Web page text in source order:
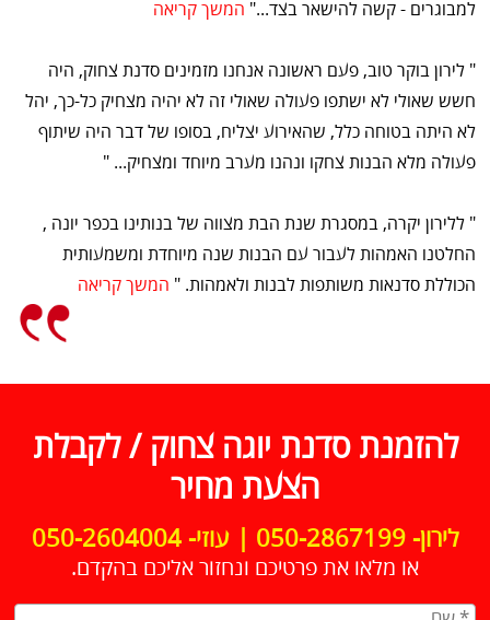
למבוגרים - קשה להישאר בצד..." המשך קריאה
" לירון בוקר טוב, פעם ראשונה אנחנו מזמינים סדנת צחוק, היה
חשש שאולי לא ישתפו פעולה שאולי זה לא יהיה מצחיק כל-כך, יהל
לא היתה בטוחה כלל, שהאירוע יצליח, בסופו של דבר היה שיתוף
פעולה מלא הבנות צחקו ונהנו מערב מיוחד ומצחיק... "
" ללירון יקרה, במסגרת שנת הבת מצווה של בנותינו בכפר יונה ,
החלטנו האמהות לעבור עם הבנות שנה מיוחדת ומשמעותית
הכוללת סדנאות משותפות לבנות ולאמהות. " המשך קריאה
להזמנת סדנת יוגה צחוק / לקבלת
הצעת מחיר
לירון- 050-2867199 | עוזי- 050-2604004
או מלאו את פרטיכם ונחזור אליכם בהקדם.